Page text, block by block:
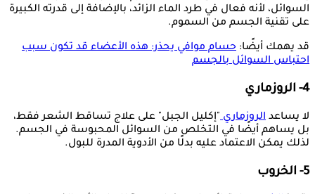
السوائل، لأنه فعال في طرد الماء الزائد، بالإضافة إلى قدرته الكبيرة
على تقنية الجسم من السموم.
قد يهمك أيضًا: حسام موافي يحذر: هذه الأعضاء قد تكون سبب
احتباس السوائل بالجسم
4- الروزماري
لا يساعد الروزماري"إكليل الجبل" على علاج تساقط الشعر فقط،
بل يساهم أيضًا في التخلص من السوائل المحبوسة في الجسم.
لذلك يمكن الاعتماد عليه بدلًا من الأدوية المدرة للبول.
5- الخروب